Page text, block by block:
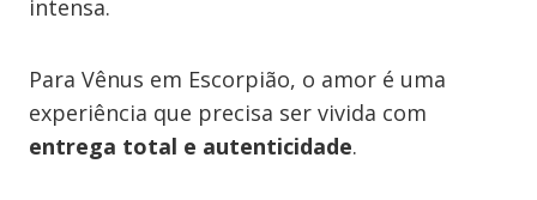
intensa.
Para Vênus em Escorpião, o amor é uma
experiência que precisa ser vivida com
entrega total e autenticidade.